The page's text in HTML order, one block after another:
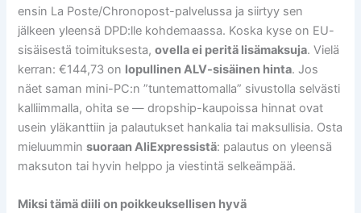
ensin La Poste/Chronopost-palvelussa ja siirtyy sen
jälkeen yleensä DPD:lle kohdemaassa. Koska kyse on EU-
sisäisestä toimituksesta,ovella ei peritä lisämaksuja. Vielä
kerran: €144,73 on lopullinen ALV-sisäinen hinta. Jos
näet saman mini-PC:n ”tuntemattomalla” sivustolla selvästi
kalliimmalla, ohita se — dropship-kaupoissa hinnat ovat
usein yläkanttiin ja palautukset hankalia tai maksullisia. Osta
mieluumminsuoraan AliExpressistä: palautus on yleensä
maksuton tai hyvin helppo ja viestintä selkeämpää.
Miksi tämä diili on poikkeuksellisen hyvä